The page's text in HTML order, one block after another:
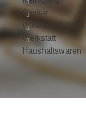
Sanitär
Waschen &
Werkstatt
Haushaltswaren